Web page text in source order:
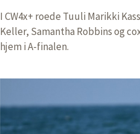
I CW4x+ roede Tuuli Marikki
Keller, Samantha Robbins og
hjem i A-finalen.